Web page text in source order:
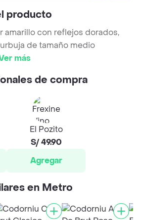
producto
amarillo con reflejos dorados,
de tamaño medio
más
de compra
El Pozito
S/ 49.90
Agregar
en Metro